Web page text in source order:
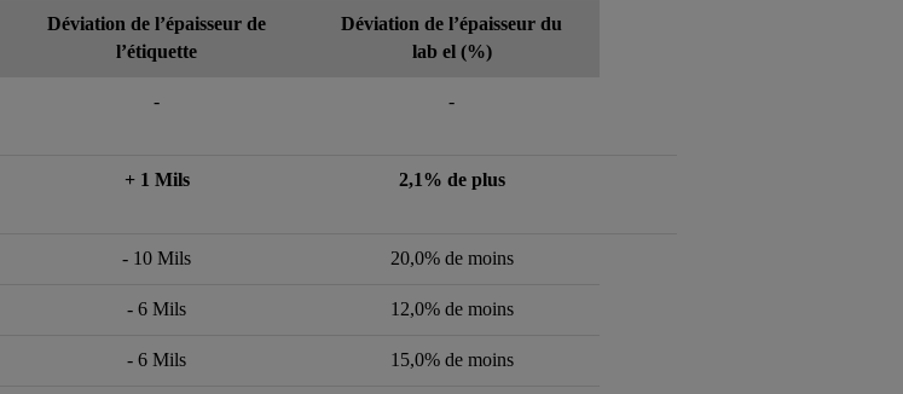
Déviation de l’épaisseur de
l’étiquette
Déviation de l’épaisseur du
lab el (%)
- -
+ 1 Mils 2,1% de plus
- 10 Mils 20,0% de moins
- 6 Mils 12,0% de moins
- 6 Mils 15,0% de moins